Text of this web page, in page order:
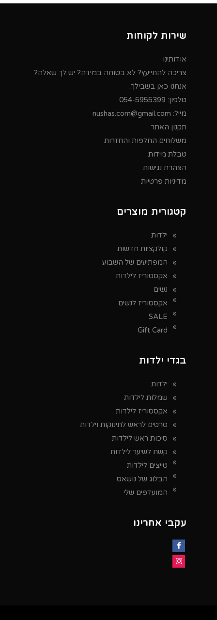
שירות לקוחות
אודותינו
צריכה להתייעץ? לא בטוחה במידה? יש לך שאלה?
אנחנו כאן בשבילך.
טלפון: 054-5955399
מייל: nushas.com@gmail.com
תקנון האתר
משלוחים החלפות והחזרות
טבלת מידות
הצהרת נגישות
מדיניות פרטיות
קטגורית מוצרים
ילדות
קולקציות חדשות
המפתיעים של השבוע
אקססוריז לילדות
נשים
אקססוריז לנשים
SALE
Gift Card
בגדי ילדות
ילדות
שמלות לילדות
אקססוריז לילדות
סרטים לראש לתינוקות וילדות
סיכות ראש לילדות
קשת לשיער לילדות
טייצים לילדות
הבלוג של נושאס
המועדפים שלי
עקבי אחרינו
Facebook